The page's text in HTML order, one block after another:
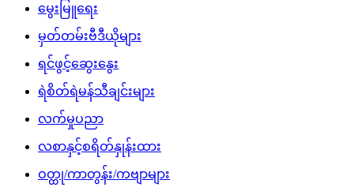
မွေးမြူရေး
မှတ်တမ်းဗီဒီယိုများ
ရင်ဖွင့်ဆွေးနွေး
ရဲစိတ်ရဲမန်သီချင်းများ
လက်မှုပညာ
လစာနှင့်စရိတ်နှုန်းထား
ဝတ္ထု/ကာတွန်း/ကဗျာများ